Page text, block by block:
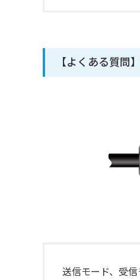
【よくある質問
送信モード、受信